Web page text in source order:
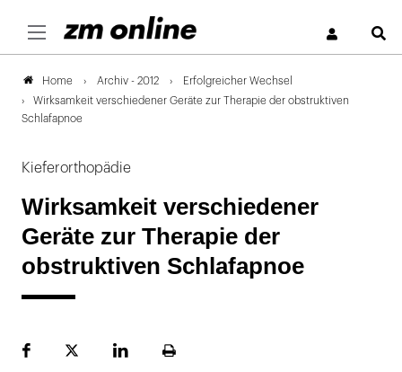
Home Archiv - 2012
Erfolgreicher Wechsel
Wirksamkeit verschiedener Geräte zur Therapie der obstruktiven
Schlafapnoe
Kieferorthopädie
Wirksamkeit verschiedener
Geräte zur Therapie der
obstruktiven Schlafapnoe
FacebookPlattformLinekdInSeite